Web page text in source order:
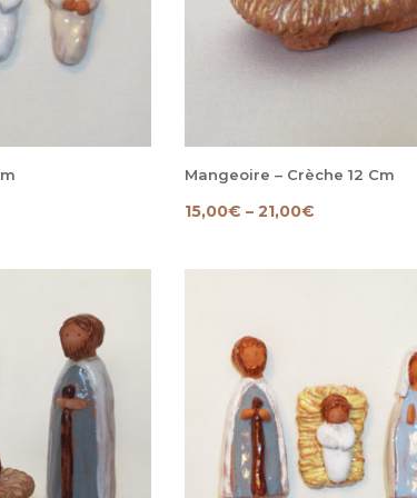
Mangeoire – Crèche 12 Cm
15,00€ – 21,00€